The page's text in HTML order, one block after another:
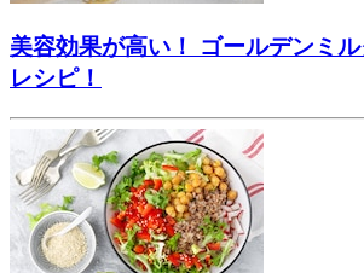
美容効果が高い！ ゴールデンミ
レシピ！